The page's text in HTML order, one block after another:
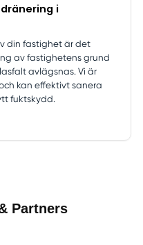
i
din fastighet är det
av fastighetens grund
avlägsnas. Vi är
kan effektivt sanera
fuktskydd.
Partners